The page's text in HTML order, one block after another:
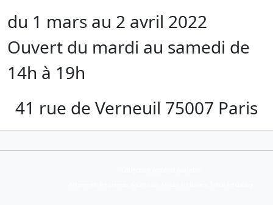
du 1 mars au 2 avril 2022
Ouvert du mardi au samedi de
14h à 19h
41 rue de Verneuil 75007 Paris